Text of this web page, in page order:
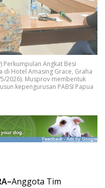
Perkumpulan Angkat Besi
di Hotel Amasing Grace, Graha
2026). Musprov membentuk
kepengurusan PABSI Papua
Anggota Tim